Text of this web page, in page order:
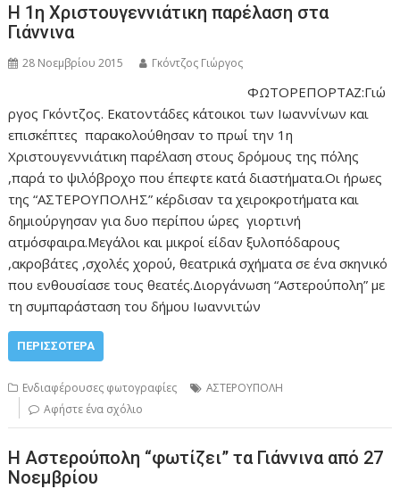
Η 1η Χριστουγεννιάτικη παρέλαση στα
Γιάννινα
28 Νοεμβρίου 2015 Γκόντζος Γιώργος
ΦΩΤΟΡΕΠΟΡΤΑΖ:Γιώ
ργος Γκόντζος. Εκατοντάδες κάτοικοι των Ιωαννίνων και
επισκέπτες παρακολούθησαν το πρωί την 1η
Χριστουγεννιάτικη παρέλαση στους δρόμους της πόλης
,παρά το ψιλόβροχο που έπεφτε κατά διαστήματα.Οι ήρωες
της “ΑΣΤΕΡΟΥΠΟΛΗΣ” κέρδισαν τα χειροκροτήματα και
δημιούργησαν για δυο περίπου ώρες γιορτινή
ατμόσφαιρα.Μεγάλοι και μικροί είδαν ξυλοπόδαρους
,ακροβάτες ,σχολές χορού, θεατρικά σχήματα σε ένα σκηνικό
που ενθουσίασε τους θεατές.Διοργάνωση “Αστερούπολη” με
τη συμπαράσταση του δήμου Ιωαννιτών
ΠΕΡΙΣΣΌΤΕΡΑ
Ενδιαφέρουσες φωτογραφίες
ΑΣΤΕΡΟΥΠΟΛΗ
Αφήστε ένα σχόλιο
Η Αστερούπολη “φωτίζει” τα Γιάννινα από 27
Νοεμβρίου